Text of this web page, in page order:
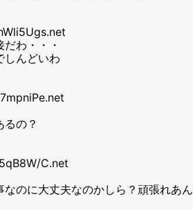
わ・・・
しんどいわ
の？
C.net
のに大丈夫なのかしら？頑張れあん